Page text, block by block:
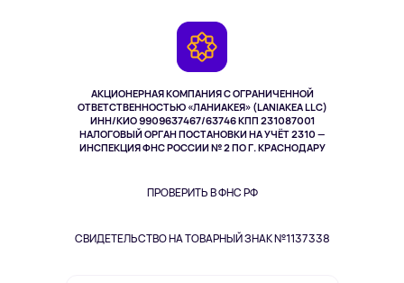
АКЦИОНЕРНАЯ КОМПАНИЯ С ОГРАНИЧЕННОЙ
ОТВЕТСТВЕННОСТЬЮ «ЛАНИАКЕЯ» (LANIAKEA LLC)
ИНН/КИО 9909637467/63746 КПП 231087001
НАЛОГОВЫЙ ОРГАН ПОСТАНОВКИ НА УЧЁТ 2310 —
ИНСПЕКЦИЯ ФНС РОССИИ № 2 ПО Г. КРАСНОДАРУ
ПРОВЕРИТЬ В ФНС РФ
СВИДЕТЕЛЬСТВО НА ТОВАРНЫЙ ЗНАК №1137338
Здоровье питомцев
Одежда и аксессуары